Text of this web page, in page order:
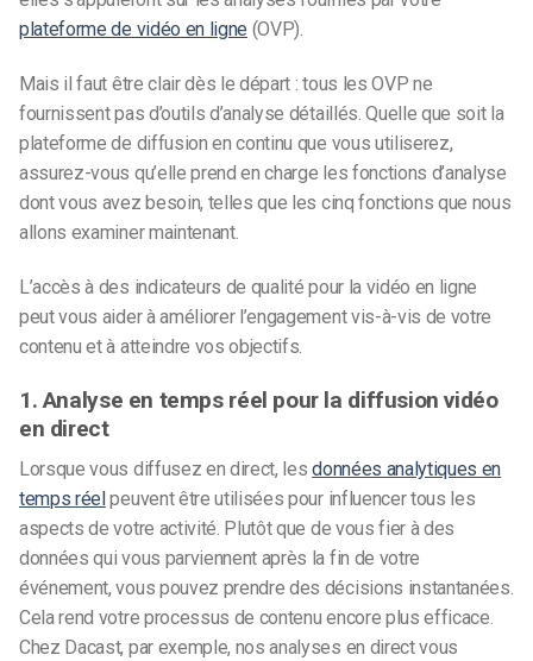
plateforme de vidéo en ligne (OVP).
Mais il faut être clair dès le départ : tous les OVP ne
fournissent pas d’outils d’analyse détaillés. Quelle que soit la
plateforme de diffusion en continu que vous utiliserez,
assurez-vous qu’elle prend en charge les fonctions d’analyse
dont vous avez besoin, telles que les cinq fonctions que nous
allons examiner maintenant.
L’accès à des indicateurs de qualité pour la vidéo en ligne
peut vous aider à améliorer l’engagement vis-à-vis de votre
contenu et à atteindre vos objectifs.
1. Analyse en temps réel pour la diffusion vidéo
en direct
Lorsque vous diffusez en direct, lesdonnées analytiques en
temps réel peuvent être utilisées pour influencer tous les
aspects de votre activité. Plutôt que de vous fier à des
données qui vous parviennent après la fin de votre
événement, vous pouvez prendre des décisions instantanées.
Cela rend votre processus de contenu encore plus efficace.
Chez Dacast, par exemple, nos analyses en direct vous